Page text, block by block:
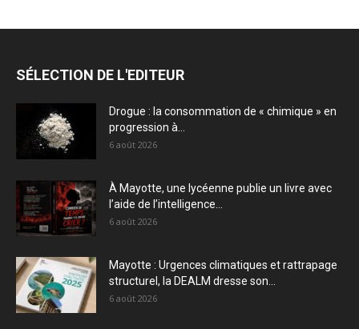
SÉLECTION DE L'EDITEUR
Drogue : la consommation de « chimique » en
progression à...
6 août 2026
À Mayotte, une lycéenne publie un livre avec
l’aide de l’intelligence...
6 août 2026
Mayotte : Urgences climatiques et rattrapage
structurel, la DEALM dresse son...
6 août 2026